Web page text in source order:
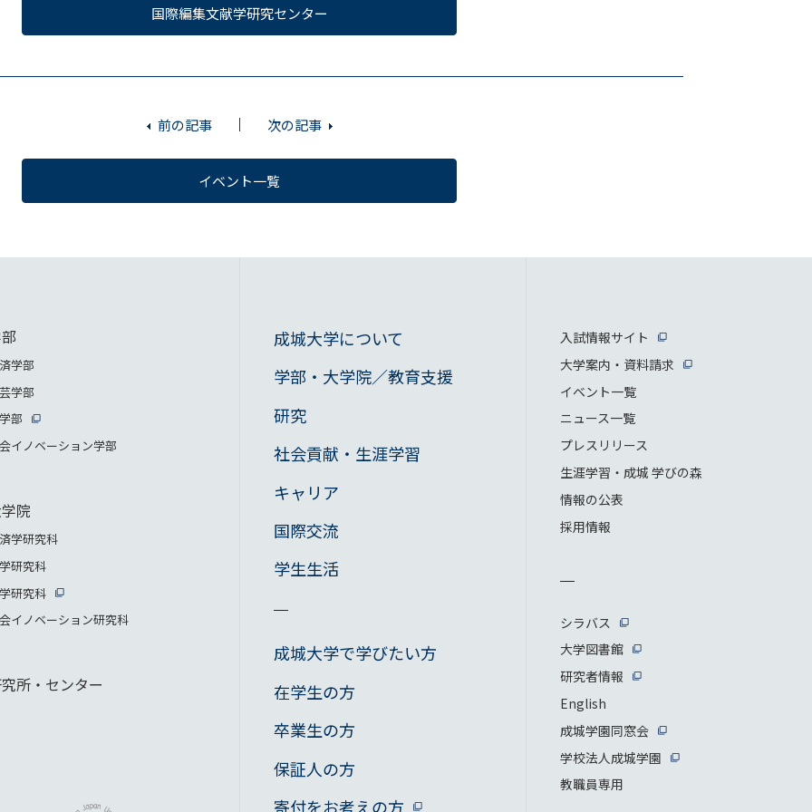
国際編集文献学研究センター
前の記事 次の記事
イベント一覧
学部
学部
部
イノベーション学部
院
学研究科
研究科
研究科
イノベーション研究科
所・センター
成城大学について
学部・大学院／教育支援
研究
社会貢献・生涯学習
キャリア
国際交流
学生生活
成城大学で学びたい方
在学生の方
卒業生の方
保証人の方
寄付をお考えの方
入試情報サイト
大学案内・資料請求
イベント一覧
ニュース一覧
プレスリリース
生涯学習・成城 学びの森
情報の公表
採用情報
シラバス
大学図書館
研究者情報
English
成城学園同窓会
学校法人成城学園
教職員専用